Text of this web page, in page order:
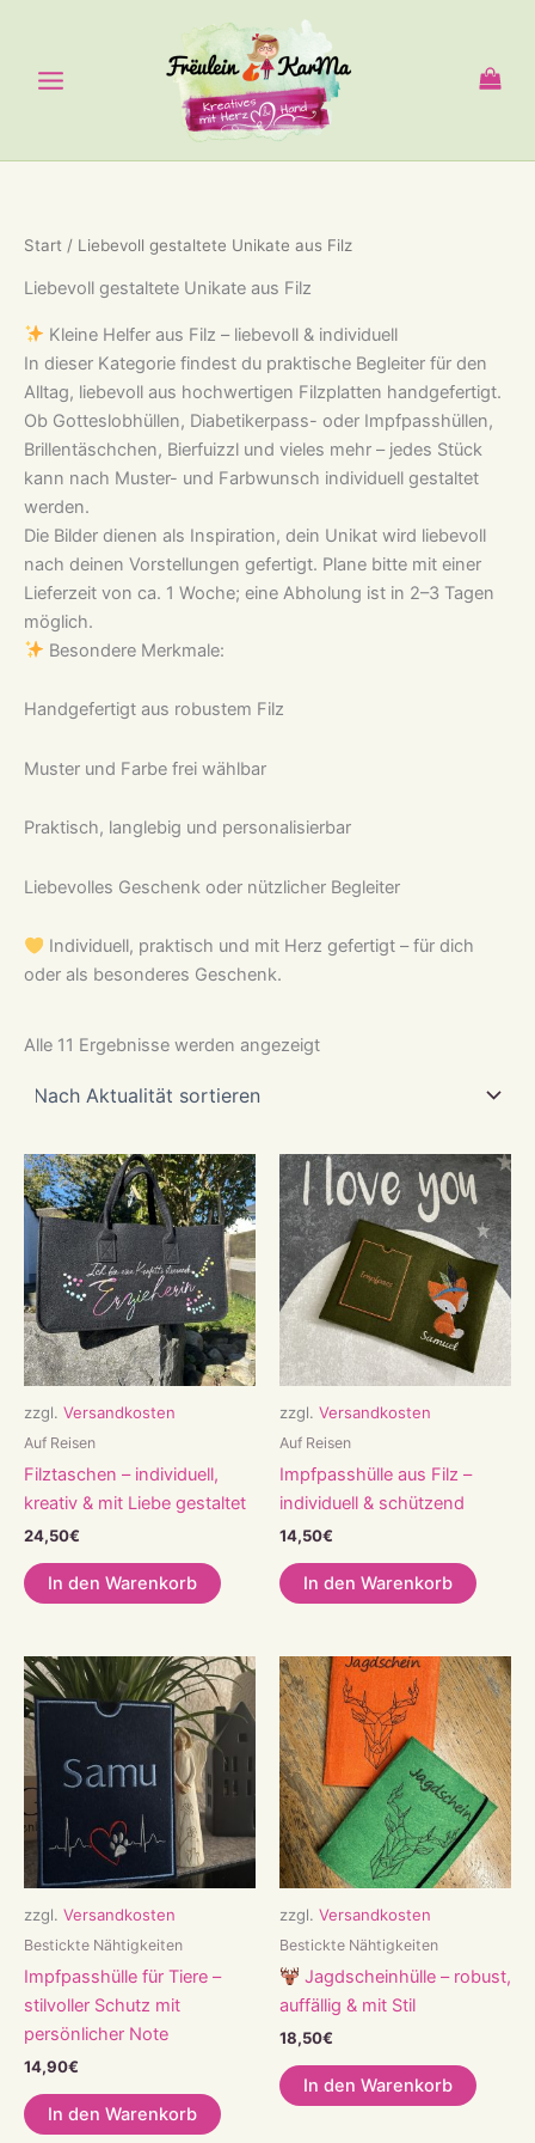
springen
Start / Liebevoll gestaltete Unikate aus Filz
Liebevoll gestaltete Unikate aus Filz
Kleine Helfer aus Filz – liebevoll & individuell
In dieser Kategorie findest du praktische Begleiter für den
Alltag, liebevoll aus hochwertigen Filzplatten handgefertigt.
Ob Gotteslobhüllen, Diabetikerpass- oder Impfpasshüllen,
Brillentäschchen, Bierfuizzl und vieles mehr – jedes Stück
kann nach Muster- und Farbwunsch individuell gestaltet
werden.
Die Bilder dienen als Inspiration, dein Unikat wird liebevoll
nach deinen Vorstellungen gefertigt. Plane bitte mit einer
Lieferzeit von ca. 1 Woche; eine Abholung ist in 2–3 Tagen
möglich.
Besondere Merkmale:
Handgefertigt aus robustem Filz
Muster und Farbe frei wählbar
Praktisch, langlebig und personalisierbar
Liebevolles Geschenk oder nützlicher Begleiter
Individuell, praktisch und mit Herz gefertigt – für dich
oder als besonderes Geschenk.
Alle 11 Ergebnisse werden angezeigtNach
zzgl. Versandkosten
Auf Reisen
Filztaschen – individuell,
kreativ & mit Liebe gestaltet
24,50€
In den Warenkorb
zzgl. Versandkosten
Auf Reisen
Impfpasshülle aus Filz –
individuell & schützend
14,50€
In den Warenkorb
zzgl. Versandkosten
Bestickte Nähtigkeiten
Impfpasshülle für Tiere –
stilvoller Schutz mit
persönlicher Note
14,90€
In den Warenkorb
zzgl. Versandkosten
Bestickte Nähtigkeiten
Jagdscheinhülle – robust,
auffällig & mit Stil
18,50€
In den Warenkorb